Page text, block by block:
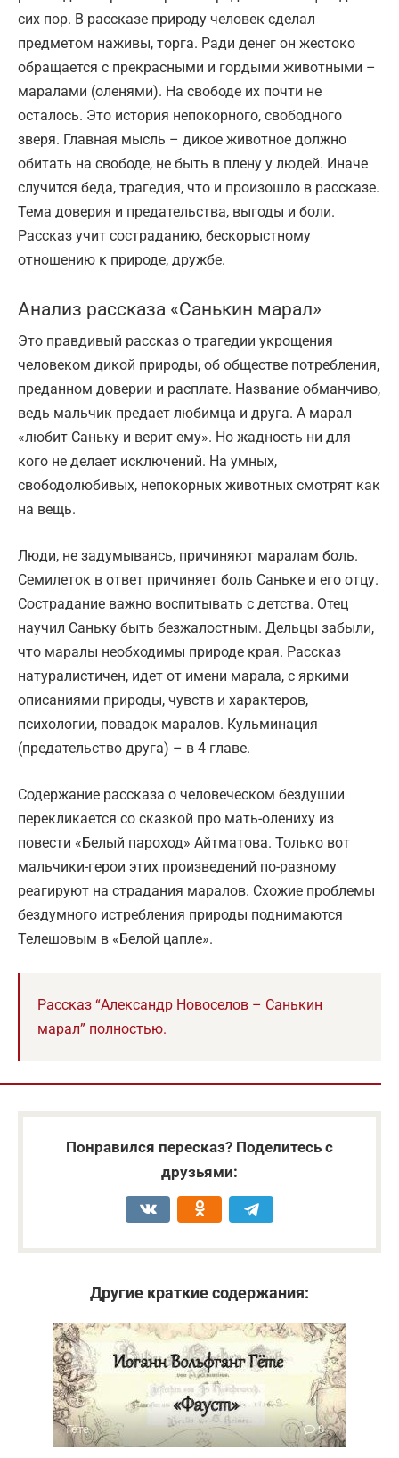
сих пор. В рассказе природу человек сделал
предметом наживы, торга. Ради денег он жестоко
обращается с прекрасными и гордыми животными –
маралами (оленями). На свободе их почти не
осталось. Это история непокорного, свободного
зверя. Главная мысль – дикое животное должно
обитать на свободе, не быть в плену у людей. Иначе
случится беда, трагедия, что и произошло в рассказе.
Тема доверия и предательства, выгоды и боли.
Рассказ учит состраданию, бескорыстному
отношению к природе, дружбе.
Анализ рассказа «Санькин марал»
Это правдивый рассказ о трагедии укрощения
человеком дикой природы, об обществе потребления,
преданном доверии и расплате. Название обманчиво,
ведь мальчик предает любимца и друга. А марал
«любит Саньку и верит ему». Но жадность ни для
кого не делает исключений. На умных,
свободолюбивых, непокорных животных смотрят как
на вещь.
Люди, не задумываясь, причиняют маралам боль.
Семилеток в ответ причиняет боль Саньке и его отцу.
Сострадание важно воспитывать с детства. Отец
научил Саньку быть безжалостным. Дельцы забыли,
что маралы необходимы природе края. Рассказ
натуралистичен, идет от имени марала, с яркими
описаниями природы, чувств и характеров,
психологии, повадок маралов. Кульминация
(предательство друга) – в 4 главе.
Содержание рассказа о человеческом бездушии
перекликается со сказкой про мать-олениху из
повести «Белый пароход» Айтматова. Только вот
мальчики-герои этих произведений по-разному
реагируют на страдания маралов. Схожие проблемы
бездумного истребления природы поднимаются
Телешовым в «Белой цапле».
Рассказ “Александр Новоселов – Санькин
марал” полностью.
Понравился пересказ? Поделитесь с
друзьями:
Другие краткие содержания:
Гёте 0